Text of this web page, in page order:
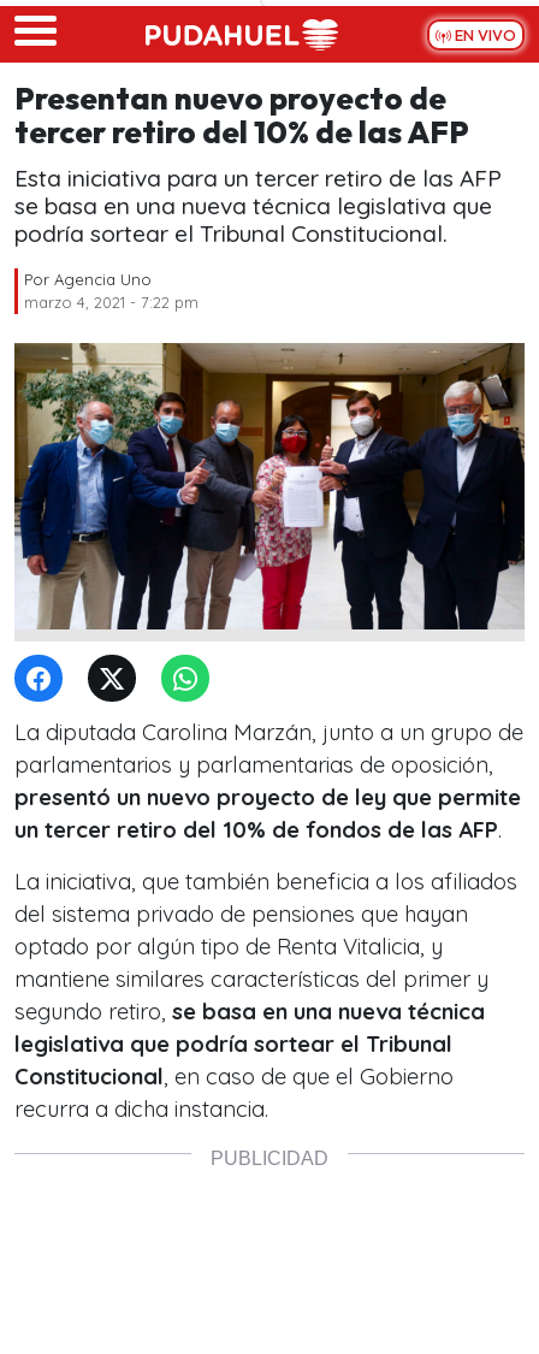
Skip to main content
EN VIVO
Presentan nuevo proyecto de
tercer retiro del 10% de las AFP
Esta iniciativa para un tercer retiro de las AFP
se basa en una nueva técnica legislativa que
podría sortear el Tribunal Constitucional.
Por Agencia Uno
marzo 4, 2021 - 7:22 pm
La diputada Carolina Marzán, junto a un grupo de
parlamentarios y parlamentarias de oposición,
presentó un nuevo proyecto de ley que permite
un tercer retiro del 10% de fondos de las AFP.
La iniciativa, que también beneficia a los afiliados
del sistema privado de pensiones que hayan
optado por algún tipo de Renta Vitalicia, y
mantiene similares características del primer y
segundo retiro, se basa en una nueva técnica
legislativa que podría sortear el Tribunal
Constitucional, en caso de que el Gobierno
recurra a dicha instancia.